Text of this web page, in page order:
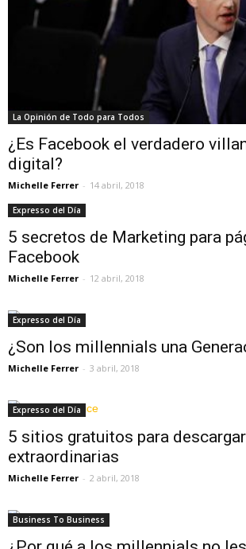
La Opinión de Todo para Todos
¿Es Facebook el verdadero
digital?
Michelle Ferrer - 14 abril, 2018
Expresso del Día
5 secretos de Marketing para
Facebook
Michelle Ferrer - 12 abril, 2018
Expresso del Día
¿Son los millennials una
Michelle Ferrer - 3 abril, 2018
Expresso del Día
5 sitios gratuitos para
extraordinarias
Michelle Ferrer - 2 abril, 2018
Business To Business